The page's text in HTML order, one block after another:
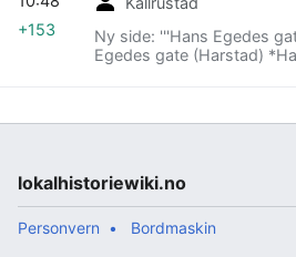
Ny side: '''Hans Egedes
Egedes gate (Harstad)
+153
lokalhistoriewiki.no
Personvern Bordmaskin